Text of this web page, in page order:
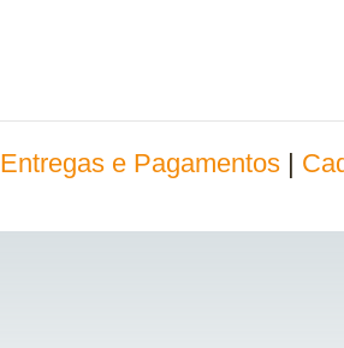
Entregas e Pagamentos